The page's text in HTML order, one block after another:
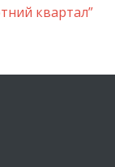
квартал”